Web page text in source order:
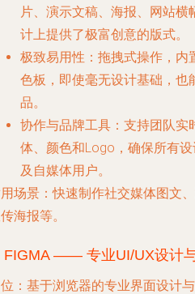
片、演示文稿、海报、网站横
计上提供了极富创意的版式。
极致易用性 ：拖拽式操作，
色板，即使毫无设计基础，也
品。
协作与品牌工具 ：支持团队
体、颜色和Logo，确保所有
及自媒体用户。
场景 ：快速制作社交媒体图文
海报等。
FIGMA —— 专业UI/UX设计
：基于浏览器的专业界面设计与